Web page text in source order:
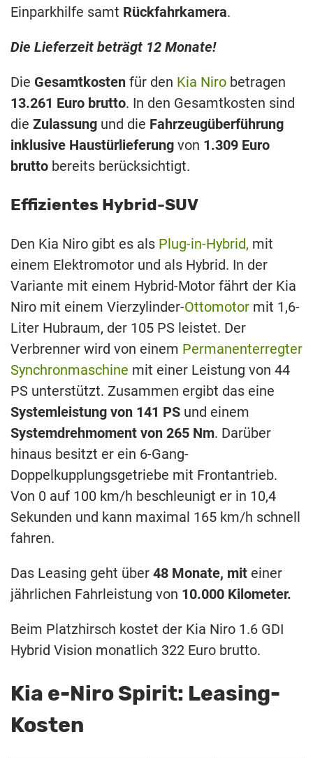
Einparkhilfe samt Rückfahrkamera.
Die Lieferzeit beträgt 12 Monate!
Die Gesamtkosten für den Kia Niro betragen
13.261 Euro brutto. In den Gesamtkosten sind
die Zulassung und die Fahrzeugüberführung
inklusive Haustürlieferung von 1.309 Euro
brutto bereits berücksichtigt.
Effizientes Hybrid-SUV
Den Kia Niro gibt es als Plug-in-Hybrid, mit
einem Elektromotor und als Hybrid. In der
Variante mit einem Hybrid-Motor fährt der Kia
Niro mit einem Vierzylinder-Ottomotor mit 1,6-
Liter Hubraum, der 105 PS leistet. Der
Verbrenner wird von einem Permanenterregter
Synchronmaschine mit einer Leistung von 44
PS unterstützt. Zusammen ergibt das eine
Systemleistung von 141 PS und einem
Systemdrehmoment von 265 Nm. Darüber
hinaus besitzt er ein 6-Gang-
Doppelkupplungsgetriebe mit Frontantrieb.
Von 0 auf 100 km/h beschleunigt er in 10,4
Sekunden und kann maximal 165 km/h schnell
fahren.
Das Leasing geht über 48 Monate, mit einer
jährlichen Fahrleistung von 10.000 Kilometer.
Beim Platzhirsch kostet der Kia Niro 1.6 GDI
Hybrid Vision monatlich 322 Euro brutto.
Kia e-Niro Spirit: Leasing-
Kosten